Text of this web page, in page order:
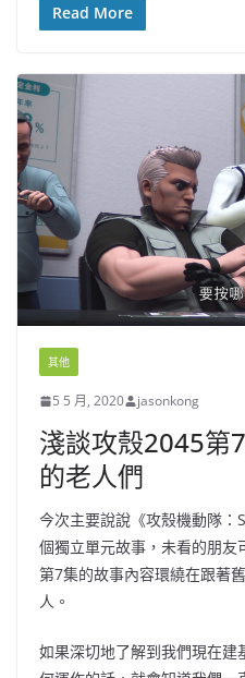
Read More
其他
5 5 月, 2020 jasonkong
淺談攻殼2045第
的老人們
今次主要說說《攻殼機動隊：
個獨立單元故事，未看的朋友
第7集的故事內容環繞在跟著
人。
如果深切地了解到我們現在建